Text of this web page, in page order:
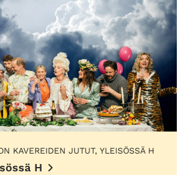
KAVEREIDEN JUTUT, YLEISÖSSÄ H
H